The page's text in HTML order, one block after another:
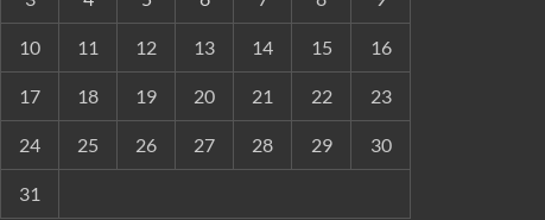
10 11 12 13 14 15 16
17 18 19 20 21 22 23
24 25 26 27 28 29 30
31